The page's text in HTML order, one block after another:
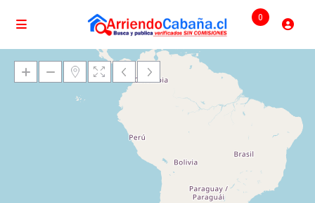
0
Cargando mapas